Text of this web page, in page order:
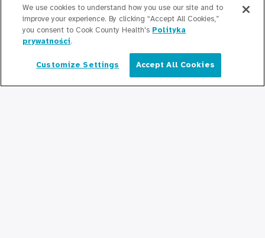
Rada Dyrektorów
Zasoby ludzkie
Biuro Planu Zatrudnienia
Starsi Liderzy
Polski
We use cookies to understand how you use our site and to
improve your experience. By clicking “Accept All Cookies,”
you consent to Cook County Health's Polityka
prywatności.
Customize Settings Accept All Cookies